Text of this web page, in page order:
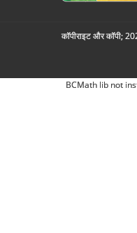
कॉपीराइट और कॉपी;
BCMath lib not